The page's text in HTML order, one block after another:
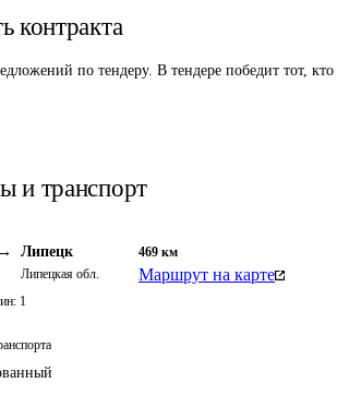
контракта
по тендеру. В тендере победит тот,
и транспорт
→ Липецк
Липецкая обл.
469 км
Маршрут на карте
1